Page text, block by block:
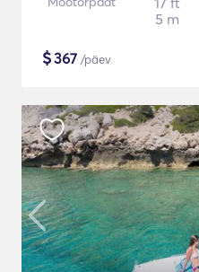
5 m
$367 /päev